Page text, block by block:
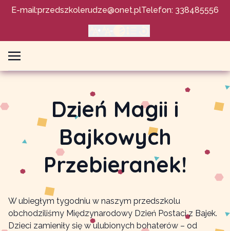
E-mail:przedszkolerudze@onet.plTelefon: 338485556
Dzień Magii i
Bajkowych
Przebieranek!
W ubiegłym tygodniu w naszym przedszkolu
obchodziliśmy Międzynarodowy Dzień Postaci z Bajek.
Dzieci zamieniły się w ulubionych bohaterów – od